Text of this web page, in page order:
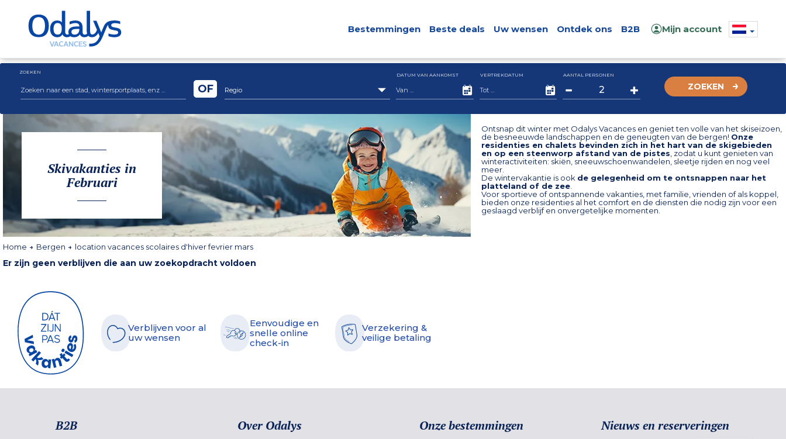
Bestemmingen Beste deals Uw wensen Ontdek ons B2B Mijn account
ZOEKEN
Regio
OF
DATUM VAN AANKOMST VERTREKDATUM AANTAL PERSONEN
ZOEKEN
Skivakanties in
Februari
Ontsnap dit winter met Odalys Vacances en geniet ten volle van het skiseizoen,
de besneeuwde landschappen en de geneugten van de bergen! Onze
residenties en chalets bevinden zich in het hart van de skigebieden
en op een steenworp afstand van de pistes , zodat u kunt genieten van
winteractiviteiten: skiën, sneeuwschoenwandelen, sleetje rijden en nog veel
meer.
De wintervakantie is ook de gelegenheid om te ontsnappen naar het
platteland of de zee
Voor sportieve of ontspannende vakanties, met familie, vrienden of als koppel,
bieden onze residenties al het comfort en de diensten die nodig zijn voor een
geslaagd verblijf en onvergetelijke momenten.
Home Bergen location vacances scolaires d'hiver fevrier mars
Er zijn geen verblijven die aan uw zoekopdracht voldoen
Verblijven voor al
uw wensen
Eenvoudige en
snelle online
check-in
Verzekering &
veilige betaling
B2B Over Odalys Onze bestemmingen Nieuws en reserveringen